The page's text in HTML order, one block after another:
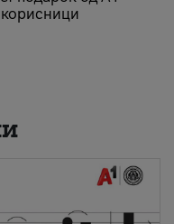
корисници